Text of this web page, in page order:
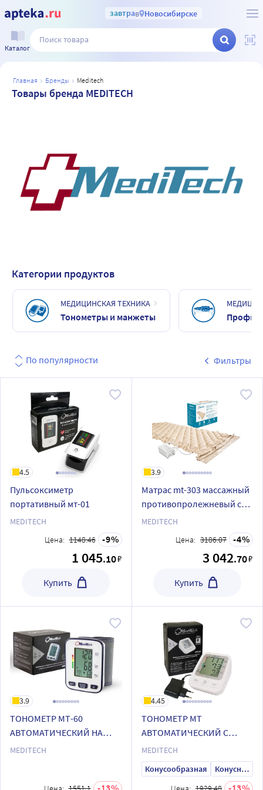
завтрав Новосибирске
Каталог
главная бренды meditech
Товары бренда MEDITECH
Категории продуктов
МЕДИЦИНСКАЯ ТЕХНИКА
Тонометры и манжеты
По популярности Фильтры
4.5
Пульсоксиметр
портативный мт-01
MEDITECH
Цена: 1148.46 9
1 045.10₽
Купить
3.9
Матрас mt-303 массажный
противопролежневый с
компрессором
MEDITECH
Цена: 3186.07 4
3 042.70₽
Купить
3.9
ТОНОМЕТР МТ-60
АВТОМАТИЧЕСКИЙ НА
ЗАПЯСТЬЕ
MEDITECH
13
4.45
ТОНОМЕТР МТ
АВТОМАТИЧЕСКИЙ С
АДАПТЕРОМ (РАЗЪЕМ
МИКРО-USB)
MEDITECH
Конусообразная
Конуснообразная
13